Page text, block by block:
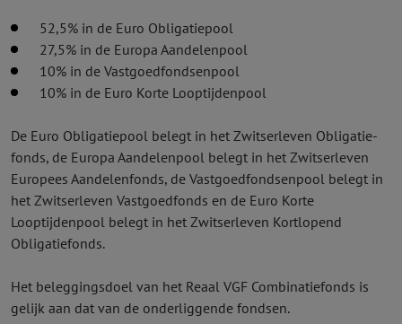
52,5% in de Euro Obligatiepool
27,5% in de Europa Aandelenpool
10% in de Vastgoed­fondsenpool
10% in de Euro Korte Looptijdenpool
De Euro Obligatiepool belegt in het Zwitserleven Obligatie­
fonds, de Europa Aandelenpool belegt in het Zwitserleven
Europees Aandelen­fonds, de Vastgoed­fondsenpool belegt in
het Zwitserleven Vastgoed­fonds en de Euro Korte
Looptijdenpool belegt in het Zwitserleven Kortlopend
Obligatie­fonds.
Het beleggingsdoel van het Reaal VGF Combinatie­fonds is
gelijk aan dat van de onderliggende fondsen.